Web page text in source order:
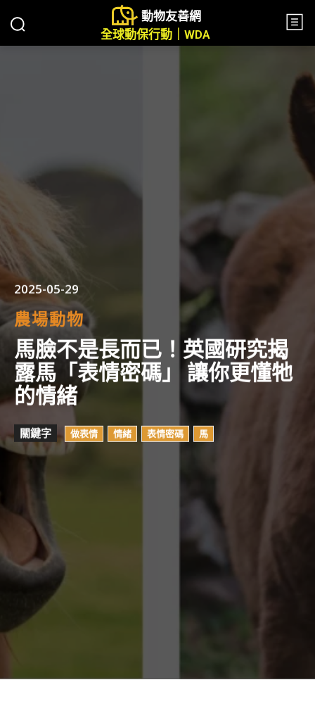
動物友善網
全球動保行動｜WDA
2025-05-29
農場動物
馬臉不是長而已！英國研究揭
露馬「表情密碼」 讓你更懂牠
的情緒
關鍵字 做表情 情緒 表情密碼 馬